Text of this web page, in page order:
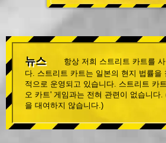
뉴스
항상 저희 스트리트 카트를
다. 스트리트 카트는 일본의 현지 법률을
적으로 운영되고 있습니다. 스트리트 카
오 카트' 게임과는 전혀 관련이 없습니다
을 대여하지 않습니다.)